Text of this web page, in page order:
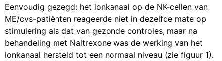
Eenvoudig gezegd: het ionkanaal op de NK-cellen van
ME/cvs-patiënten reageerde niet in dezelfde mate op
stimulering als dat van gezonde controles, maar na
behandeling met Naltrexone was de werking van het
ionkanaal hersteld tot een normaal niveau (zie figuur 1).